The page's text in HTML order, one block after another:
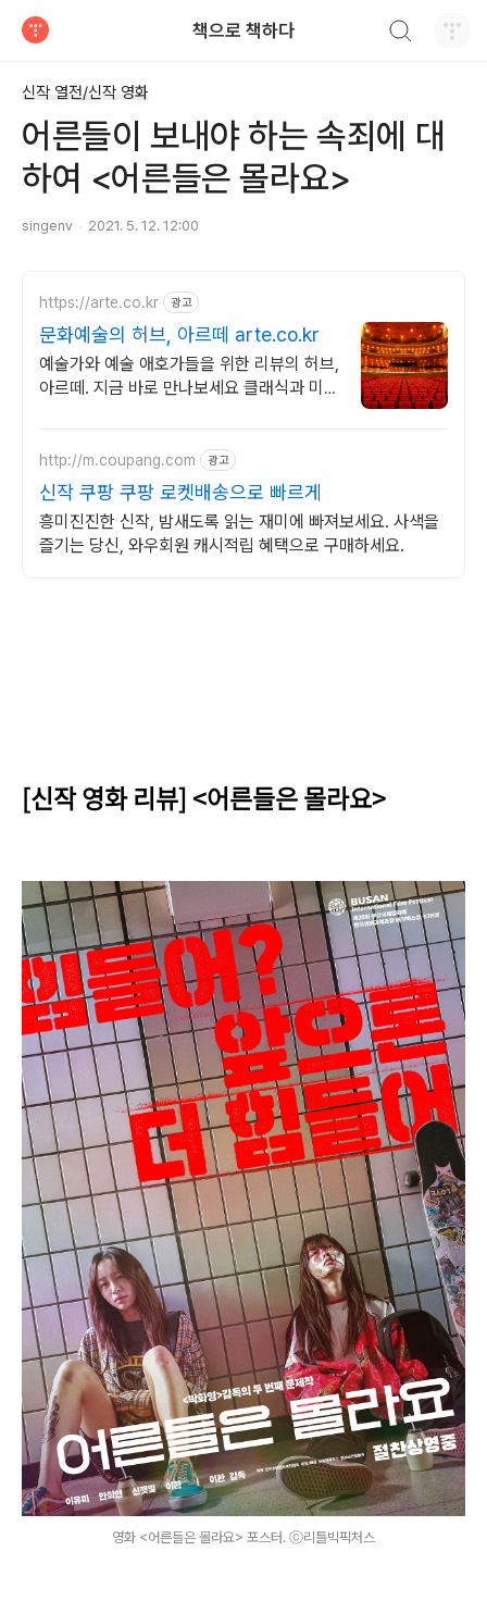
책으로 책하다
신작 열전/신작 영화
어른들이 보내야 하는 속죄에 대
하여 <어른들은 몰라요>
singenv 2021. 5. 12. 12:00
https://arte.co.kr 광고
문화예술의 허브, 아르떼 arte.co.kr
예술가와 예술 애호가들을 위한 리뷰의 허브,
아르떼. 지금 바로 만나보세요 클래식과 미
http://m.coupang.com 광고
신작 쿠팡 쿠팡 로켓배송으로 빠르게
흥미진진한 신작, 밤새도록 읽는 재미에 빠져보세요. 사색을
즐기는 당신, 와우회원 캐시적립 혜택으로 구매하세요.
[신작 영화 리뷰] <어른들은 몰라요>
영화 <어른들은 몰라요> 포스터. ⓒ리틀빅픽처스